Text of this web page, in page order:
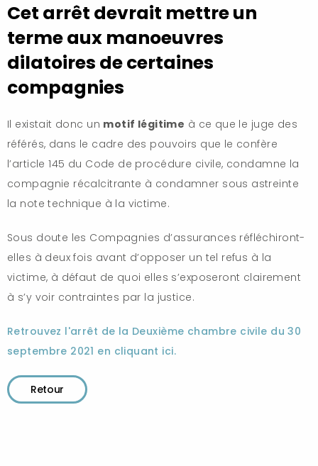
Cet arrêt devrait mettre un
terme aux manoeuvres
dilatoires de certaines
compagnies
Il existait donc un motif légitime à ce que le juge des
référés, dans le cadre des pouvoirs que le confère
l’article 145 du Code de procédure civile, condamne la
compagnie récalcitrante à condamner sous astreinte
la note technique à la victime.
Sous doute les Compagnies d’assurances réfléchiront-
elles à deux fois avant d’opposer un tel refus à la
victime, à défaut de quoi elles s’exposeront clairement
à s’y voir contraintes par la justice.
Retrouvez l'arrêt de la Deuxième chambre civile du 30
septembre 2021 en cliquant ici.
Retour